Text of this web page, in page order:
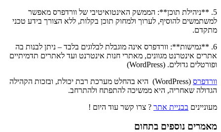
5. **ניהילת תוכן**: הממשק האינטואיטיבי של וורדפרס מאפשר
למשתמשים להוסיף, לערוך ולמחוק תוכן בקלות, ללא הצורך בידע טכני
מתקדם.
6. **גמישות**: וורדפרס אינה מוגבלת לבלוגים בלבד – ניתן לבנות בה
אתרים אינטרנט מגוונים, מאתרי חנות אינטרנט ועד לאתרים תדמיתיים
ופורטלים גדולים. (WordPress)
וורדפרס
(WordPress) היא בהחלט מערכת רבת יכולת, ובזכות הקהילה
הגדולה שאחריה, היא ממשיכה להתפתח ולהתרחב.
מעוניינים בבניית אתר ? צרו קשר עוד היום !
מאמרים נוספים בתחום